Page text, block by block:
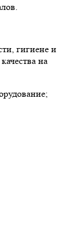
гигиене и
на